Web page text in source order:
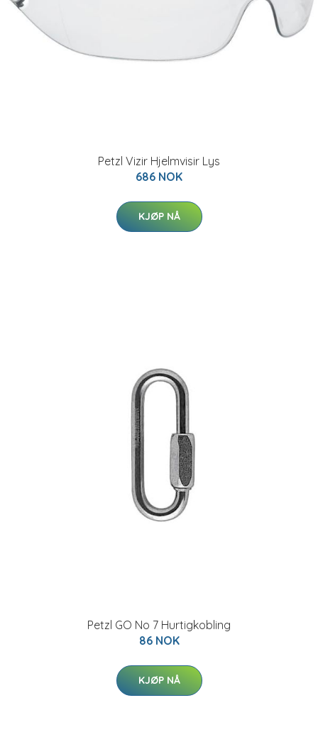
Petzl Vizir Hjelmvisir Lys
686 NOK
KJØP NÅ
Petzl GO No 7 Hurtigkobling
86 NOK
KJØP NÅ